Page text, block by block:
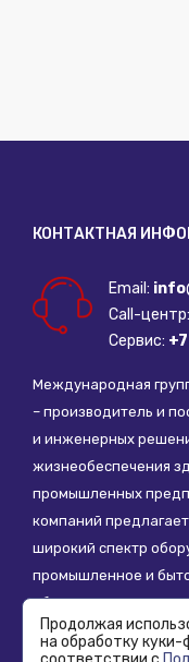
КОНТАКТНАЯ
Email:
Call-центр:
Сервис:
Международная
– производитель и
и инженерных
жизнеобеспечения
промышленных
компаний
широкий спектр
промышленное и
оборудование,
водоснабжения,
инженерные системы.
Продолжая
на обработку